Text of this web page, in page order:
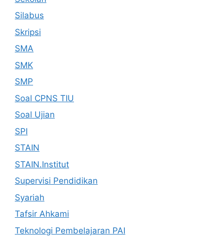
Silabus
Skripsi
SMA
SMK
SMP
Soal CPNS TIU
Soal Ujian
SPI
STAIN
STAIN.Institut
Supervisi Pendidikan
Syariah
Tafsir Ahkami
Teknologi Pembelajaran PAI